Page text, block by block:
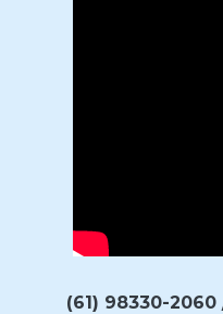
(61) 98330-2060